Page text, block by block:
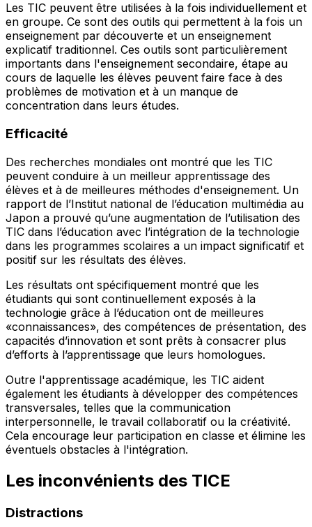
Les TIC peuvent être utilisées à la fois individuellement et
en groupe. Ce sont des outils qui permettent à la fois un
enseignement par découverte et un enseignement
explicatif traditionnel. Ces outils sont particulièrement
importants dans l'enseignement secondaire, étape au
cours de laquelle les élèves peuvent faire face à des
problèmes de motivation et à un manque de
concentration dans leurs études.
Efficacité
Des recherches mondiales ont montré que les TIC
peuvent conduire à un meilleur apprentissage des
élèves et à de meilleures méthodes d'enseignement. Un
rapport de l’Institut national de l’éducation multimédia au
Japon a prouvé qu’une augmentation de l’utilisation des
TIC dans l’éducation avec l’intégration de la technologie
dans les programmes scolaires a un impact significatif et
positif sur les résultats des élèves.
Les résultats ont spécifiquement montré que les
étudiants qui sont continuellement exposés à la
technologie grâce à l’éducation ont de meilleures
«connaissances», des compétences de présentation, des
capacités d’innovation et sont prêts à consacrer plus
d’efforts à l’apprentissage que leurs homologues.
Outre l'apprentissage académique, les TIC aident
également les étudiants à développer des compétences
transversales, telles que la communication
interpersonnelle, le travail collaboratif ou la créativité.
Cela encourage leur participation en classe et élimine les
éventuels obstacles à l'intégration.
Les inconvénients des TICE
Distractions